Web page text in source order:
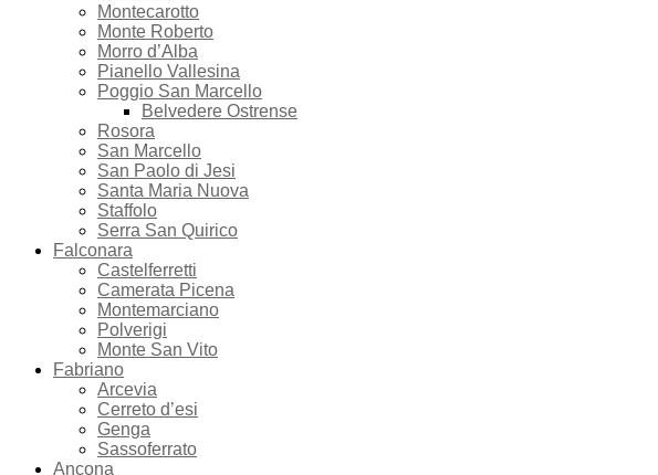
Montecarotto
Monte Roberto
Morro d’Alba
Pianello Vallesina
Poggio San Marcello
Belvedere Ostrense
Rosora
San Marcello
San Paolo di Jesi
Santa Maria Nuova
Staffolo
Serra San Quirico
Falconara
Castelferretti
Camerata Picena
Montemarciano
Polverigi
Monte San Vito
Fabriano
Arcevia
Cerreto d’esi
Genga
Sassoferrato
Ancona